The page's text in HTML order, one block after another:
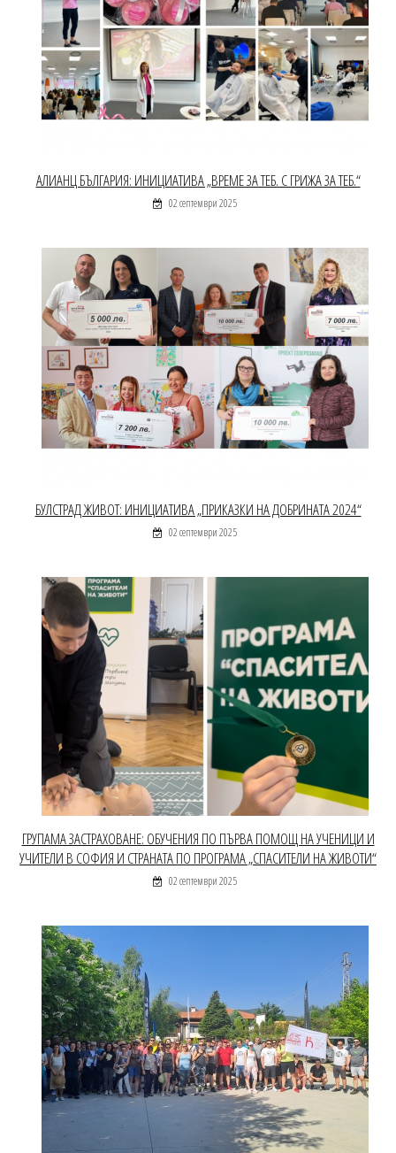
АЛИАНЦ БЪЛГАРИЯ: ИНИЦИАТИВА „ВРЕМЕ ЗА ТЕБ. С ГРИЖА ЗА ТЕБ.“
02 септември 2025
БУЛСТРАД ЖИВОТ: ИНИЦИАТИВА „ПРИКАЗКИ НА ДОБРИНАТА 2024“
02 септември 2025
ГРУПАМА ЗАСТРАХОВАНЕ: ОБУЧЕНИЯ ПО ПЪРВА ПОМОЩ НА УЧЕНИЦИ И
УЧИТЕЛИ В СОФИЯ И СТРАНАТА ПО ПРОГРАМА „СПАСИТЕЛИ НА ЖИВОТИ“
02 септември 2025